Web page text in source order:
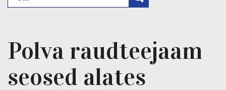
Polva raudteejaam
seosed alates